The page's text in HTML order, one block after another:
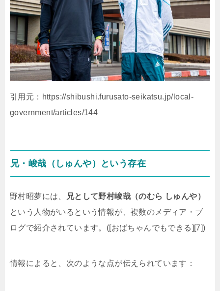
引用元：https://shibushi.furusato-seikatsu.jp/local-
government/articles/144
兄・峻哉（しゅんや）という存在
野村昭夢には、
兄として野村峻哉（のむら しゅんや）
という人物がいるという情報が、複数のメディア・ブ
ログで紹介されています。([おばちゃんでもできる][7])
情報によると、次のような点が伝えられています：